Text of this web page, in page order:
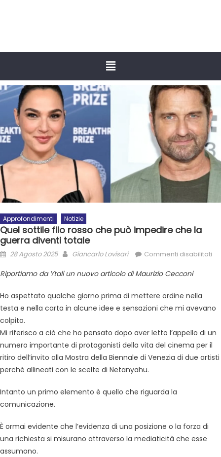
Approfondimenti Notizie
Quel sottile filo rosso che può impedire che la
guerra diventi totale
28 Agosto 2025 Giancarlo Lovisari Commenti disabilitati
Riportiamo da Ytali un nuovo articolo di Maurizio Cecconi
Ho aspettato qualche giorno prima di mettere ordine nella
testa e nella carta in alcune idee e sensazioni che mi avevano
colpito.
Mi riferisco a ciò che ho pensato dopo aver letto l’appello di un
numero importante di protagonisti della vita del cinema per il
ritiro dell’invito alla Mostra della Biennale di Venezia di due artisti
perché allineati con le scelte di Netanyahu.
Intanto un primo elemento è quello che riguarda la
comunicazione.
È ormai evidente che l’evidenza di una posizione o la forza di
una richiesta si misurano attraverso la mediaticità che esse
assumono.